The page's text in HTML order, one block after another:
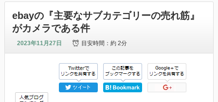
ebayの『主要なサブカテゴリーの売れ筋』
がカメラである件
2023年11月27日 目安時間：約 2分